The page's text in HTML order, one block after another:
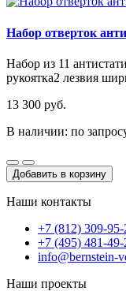
Набор отверток
Набор из 11
рукоятка2 лезвия
13 300 руб.
В наличии: по
Добавить в корзину
Наши контакты
+7 (812) 309-95-
+7 (495) 481-49-
info@bernstein-
Наши проекты